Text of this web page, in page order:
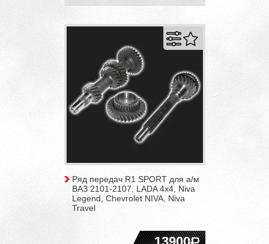
Ряд передач R1 SPORT для а/м
ВАЗ 2101-2107, LADA 4x4, Niva
Legend, Chevrolet NIVA, Niva
Travel